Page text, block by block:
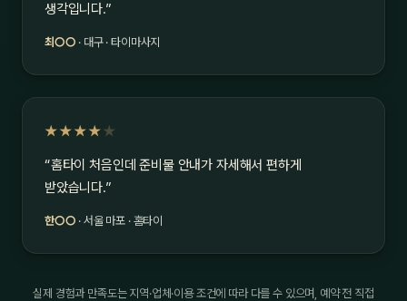
생각입니다.”
최○○ · 대구 · 타이마사지
★★★★ ★
“홈타이 처음인데 준비물 안내가 자세해서 편하게
받았습니다.”
한○○ · 서울 마포 · 홈타이
실제 경험과 만족도는 지역·업체·이용 조건에 따라 다를 수 있으며, 예약 전 직접